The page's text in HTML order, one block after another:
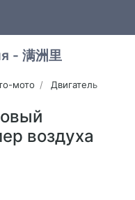
- 满洲里
мото Двигатель
воздуха